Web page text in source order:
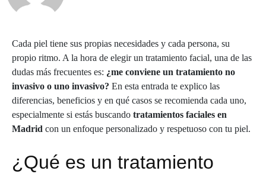
Cada piel tiene sus propias necesidades y cada persona, su
propio ritmo. A la hora de elegir un tratamiento facial, una de las
dudas más frecuentes es: ¿me conviene un tratamiento no
invasivo o uno invasivo? En esta entrada te explico las
diferencias, beneficios y en qué casos se recomienda cada uno,
especialmente si estás buscando tratamientos faciales en
Madrid con un enfoque personalizado y respetuoso con tu piel.
¿Qué es un tratamiento